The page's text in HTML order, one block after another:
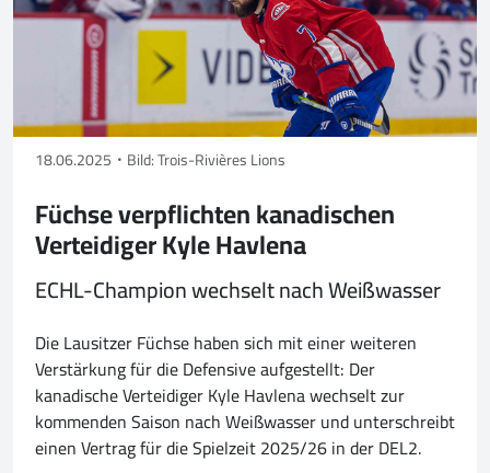
18.06.2025 Bild: Trois-Rivières Lions
Füchse verpflichten kanadischen
Verteidiger Kyle Havlena
ECHL-Champion wechselt nach Weißwasser
Die Lausitzer Füchse haben sich mit einer weiteren
Verstärkung für die Defensive aufgestellt: Der
kanadische Verteidiger Kyle Havlena wechselt zur
kommenden Saison nach Weißwasser und unterschreibt
einen Vertrag für die Spielzeit 2025/26 in der DEL2.